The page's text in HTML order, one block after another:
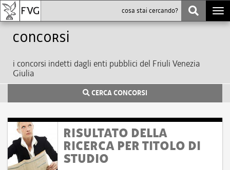
Concorsi
i concorsi indetti dagli enti pubblici del Friuli Venezia
Giulia
CERCA CONCORSI
RISULTATO DELLA
RICERCA PER TITOLO DI
STUDIO